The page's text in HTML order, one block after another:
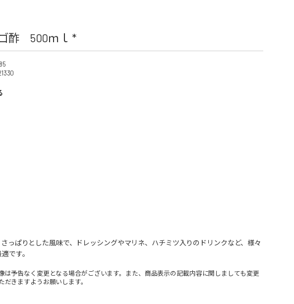
酢 500ｍｌ *
っぱりとした風味で、ドレッシングやマリネ、ハチミツ入りのドリンクなど、様々
です。
予告なく変更となる場合がございます。また、商品表示の記載内容に関しましても変更
きますようお願いします。